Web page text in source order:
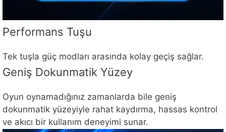
Performans Tuşu
Tek tuşla güç modları arasında kolay geçiş sağlar.
Geniş Dokunmatik Yüzey
Oyun oynamadığınız zamanlarda bile geniş
dokunmatik yüzeyiyle rahat kaydırma, hassas kontrol
ve akıcı bir kullanım deneyimi sunar.